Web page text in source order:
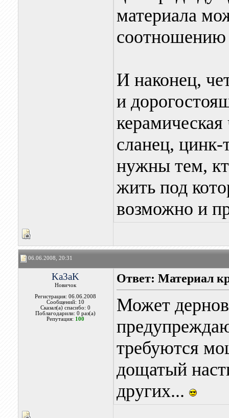
материала
соотношению
И наконец,
и
сланец,
нужны тем,
жить под
возможно и
06.06.2008, 20:31
Ka3aK
Новичок
Регистрация: 06.06.2008
Сообщений: 10
Сказал(а) спасибо: 0
Поблагодарили: 0 раз(а)
Репутация: 100
Ответ: Материал
Может
требуются
дощатый
других...